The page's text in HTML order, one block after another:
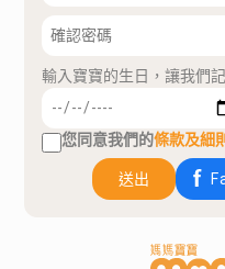
輸入寶寶的生日，讓我們
您同意我們的條款及細
送出